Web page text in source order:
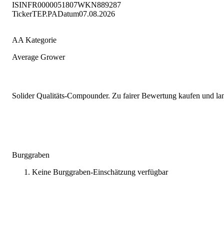
ISINFR0000051807WKN889287
TickerTEP.PADatum07.08.2026
AA Kategorie
Average Grower
Solider Qualitäts-Compounder. Zu fairer Bewertung kaufen und
Burggraben
Keine Burggraben-Einschätzung verfügbar